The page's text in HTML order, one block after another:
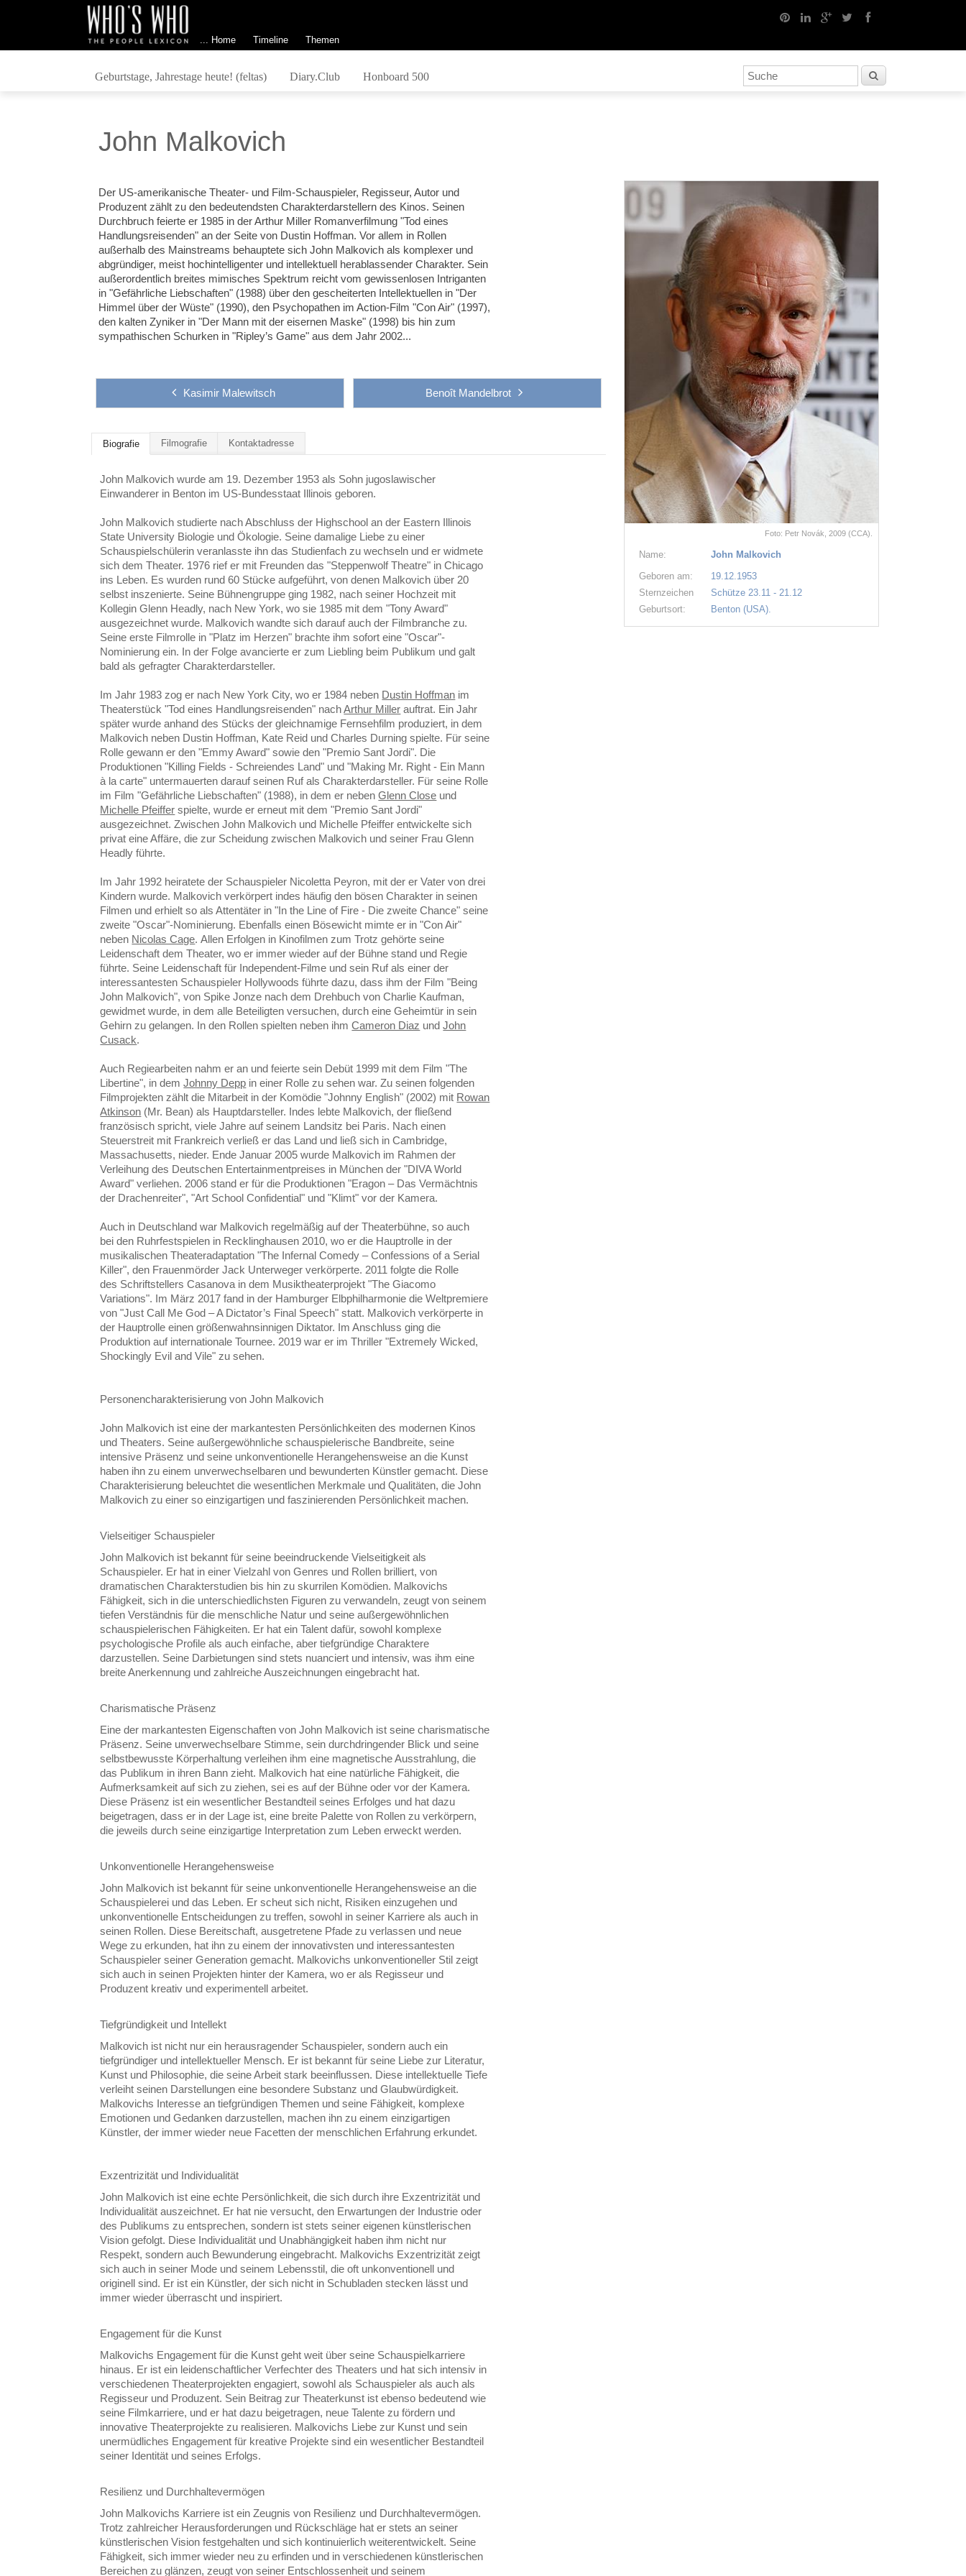
... Home Timeline Themen
Geburtstage, Jahrestage heute! (feltas) Diary.Club Honboard 500
John Malkovich
Der US-amerikanische Theater- und Film-Schauspieler, Regisseur, Autor und
Produzent zählt zu den bedeutendsten Charakterdarstellern des Kinos. Seinen
Durchbruch feierte er 1985 in der Arthur Miller Romanverfilmung "Tod eines
Handlungsreisenden" an der Seite von Dustin Hoffman. Vor allem in Rollen
außerhalb des Mainstreams behauptete sich John Malkovich als komplexer und
abgründiger, meist hochintelligenter und intellektuell herablassender Charakter. Sein
außerordentlich breites mimisches Spektrum reicht vom gewissenlosen Intriganten
in "Gefährliche Liebschaften" (1988) über den gescheiterten Intellektuellen in "Der
Himmel über der Wüste" (1990), den Psychopathen im Action-Film "Con Air" (1997),
den kalten Zyniker in "Der Mann mit der eisernen Maske" (1998) bis hin zum
sympathischen Schurken in "Ripley’s Game" aus dem Jahr 2002...
Kasimir Malewitsch Benoît Mandelbrot
Biografie Filmografie Kontaktadresse
John Malkovich wurde am 19. Dezember 1953 als Sohn jugoslawischer
Einwanderer in Benton im US-Bundesstaat Illinois geboren.
John Malkovich studierte nach Abschluss der Highschool an der Eastern Illinois
State University Biologie und Ökologie. Seine damalige Liebe zu einer
Schauspielschülerin veranlasste ihn das Studienfach zu wechseln und er widmete
sich dem Theater. 1976 rief er mit Freunden das "Steppenwolf Theatre" in Chicago
ins Leben. Es wurden rund 60 Stücke aufgeführt, von denen Malkovich über 20
selbst inszenierte. Seine Bühnengruppe ging 1982, nach seiner Hochzeit mit
Kollegin Glenn Headly, nach New York, wo sie 1985 mit dem "Tony Award"
ausgezeichnet wurde. Malkovich wandte sich darauf auch der Filmbranche zu.
Seine erste Filmrolle in "Platz im Herzen" brachte ihm sofort eine "Oscar"-
Nominierung ein. In der Folge avancierte er zum Liebling beim Publikum und galt
bald als gefragter Charakterdarsteller.
Im Jahr 1983 zog er nach New York City, wo er 1984 neben Dustin Hoffman im
Theaterstück "Tod eines Handlungsreisenden" nachArthur Miller auftrat. Ein Jahr
später wurde anhand des Stücks der gleichnamige Fernsehfilm produziert, in dem
Malkovich neben Dustin Hoffman, Kate Reid und Charles Durning spielte. Für seine
Rolle gewann er den "Emmy Award" sowie den "Premio Sant Jordi". Die
Produktionen "Killing Fields - Schreiendes Land" und "Making Mr. Right - Ein Mann
à la carte" untermauerten darauf seinen Ruf als Charakterdarsteller. Für seine Rolle
im Film "Gefährliche Liebschaften" (1988), in dem er nebenGlenn Close und
Michelle Pfeiffer spielte, wurde er erneut mit dem "Premio Sant Jordi"
ausgezeichnet. Zwischen John Malkovich und Michelle Pfeiffer entwickelte sich
privat eine Affäre, die zur Scheidung zwischen Malkovich und seiner Frau Glenn
Headly führte.
Im Jahr 1992 heiratete der Schauspieler Nicoletta Peyron, mit der er Vater von drei
Kindern wurde. Malkovich verkörpert indes häufig den bösen Charakter in seinen
Filmen und erhielt so als Attentäter in "In the Line of Fire - Die zweite Chance" seine
zweite "Oscar"-Nominierung. Ebenfalls einen Bösewicht mimte er in "Con Air"
neben Nicolas Cage. Allen Erfolgen in Kinofilmen zum Trotz gehörte seine
Leidenschaft dem Theater, wo er immer wieder auf der Bühne stand und Regie
führte. Seine Leidenschaft für Independent-Filme und sein Ruf als einer der
interessantesten Schauspieler Hollywoods führte dazu, dass ihm der Film "Being
John Malkovich", von Spike Jonze nach dem Drehbuch von Charlie Kaufman,
gewidmet wurde, in dem alle Beteiligten versuchen, durch eine Geheimtür in sein
Gehirn zu gelangen. In den Rollen spielten neben ihmCameron Diaz undJohn
Cusack.
Auch Regiearbeiten nahm er an und feierte sein Debüt 1999 mit dem Film "The
Libertine", in demJohnny Depp in einer Rolle zu sehen war. Zu seinen folgenden
Filmprojekten zählt die Mitarbeit in der Komödie "Johnny English" (2002) mit Rowan
Atkinson (Mr. Bean) als Hauptdarsteller. Indes lebte Malkovich, der fließend
französisch spricht, viele Jahre auf seinem Landsitz bei Paris. Nach einen
Steuerstreit mit Frankreich verließ er das Land und ließ sich in Cambridge,
Massachusetts, nieder. Ende Januar 2005 wurde Malkovich im Rahmen der
Verleihung des Deutschen Entertainmentpreises in München der "DIVA World
Award" verliehen. 2006 stand er für die Produktionen "Eragon – Das Vermächtnis
der Drachenreiter", "Art School Confidential" und "Klimt" vor der Kamera.
Auch in Deutschland war Malkovich regelmäßig auf der Theaterbühne, so auch
bei den Ruhrfestspielen in Recklinghausen 2010, wo er die Hauptrolle in der
musikalischen Theateradaptation "The Infernal Comedy – Confessions of a Serial
Killer", den Frauenmörder Jack Unterweger verkörperte. 2011 folgte die Rolle
des Schriftstellers Casanova in dem Musiktheaterprojekt "The Giacomo
Variations". Im März 2017 fand in der Hamburger Elbphilharmonie die Weltpremiere
von "Just Call Me God – A Dictator’s Final Speech" statt. Malkovich verkörperte in
der Hauptrolle einen größenwahnsinnigen Diktator. Im Anschluss ging die
Produktion auf internationale Tournee. 2019 war er im Thriller "Extremely Wicked,
Shockingly Evil and Vile" zu sehen.
Personencharakterisierung von John Malkovich
John Malkovich ist eine der markantesten Persönlichkeiten des modernen Kinos
und Theaters. Seine außergewöhnliche schauspielerische Bandbreite, seine
intensive Präsenz und seine unkonventionelle Herangehensweise an die Kunst
haben ihn zu einem unverwechselbaren und bewunderten Künstler gemacht. Diese
Charakterisierung beleuchtet die wesentlichen Merkmale und Qualitäten, die John
Malkovich zu einer so einzigartigen und faszinierenden Persönlichkeit machen.
Vielseitiger Schauspieler
John Malkovich ist bekannt für seine beeindruckende Vielseitigkeit als
Schauspieler. Er hat in einer Vielzahl von Genres und Rollen brilliert, von
dramatischen Charakterstudien bis hin zu skurrilen Komödien. Malkovichs
Fähigkeit, sich in die unterschiedlichsten Figuren zu verwandeln, zeugt von seinem
tiefen Verständnis für die menschliche Natur und seine außergewöhnlichen
schauspielerischen Fähigkeiten. Er hat ein Talent dafür, sowohl komplexe
psychologische Profile als auch einfache, aber tiefgründige Charaktere
darzustellen. Seine Darbietungen sind stets nuanciert und intensiv, was ihm eine
breite Anerkennung und zahlreiche Auszeichnungen eingebracht hat.
Charismatische Präsenz
Eine der markantesten Eigenschaften von John Malkovich ist seine charismatische
Präsenz. Seine unverwechselbare Stimme, sein durchdringender Blick und seine
selbstbewusste Körperhaltung verleihen ihm eine magnetische Ausstrahlung, die
das Publikum in ihren Bann zieht. Malkovich hat eine natürliche Fähigkeit, die
Aufmerksamkeit auf sich zu ziehen, sei es auf der Bühne oder vor der Kamera.
Diese Präsenz ist ein wesentlicher Bestandteil seines Erfolges und hat dazu
beigetragen, dass er in der Lage ist, eine breite Palette von Rollen zu verkörpern,
die jeweils durch seine einzigartige Interpretation zum Leben erweckt werden.
Unkonventionelle Herangehensweise
John Malkovich ist bekannt für seine unkonventionelle Herangehensweise an die
Schauspielerei und das Leben. Er scheut sich nicht, Risiken einzugehen und
unkonventionelle Entscheidungen zu treffen, sowohl in seiner Karriere als auch in
seinen Rollen. Diese Bereitschaft, ausgetretene Pfade zu verlassen und neue
Wege zu erkunden, hat ihn zu einem der innovativsten und interessantesten
Schauspieler seiner Generation gemacht. Malkovichs unkonventioneller Stil zeigt
sich auch in seinen Projekten hinter der Kamera, wo er als Regisseur und
Produzent kreativ und experimentell arbeitet.
Tiefgründigkeit und Intellekt
Malkovich ist nicht nur ein herausragender Schauspieler, sondern auch ein
tiefgründiger und intellektueller Mensch. Er ist bekannt für seine Liebe zur Literatur,
Kunst und Philosophie, die seine Arbeit stark beeinflussen. Diese intellektuelle Tiefe
verleiht seinen Darstellungen eine besondere Substanz und Glaubwürdigkeit.
Malkovichs Interesse an tiefgründigen Themen und seine Fähigkeit, komplexe
Emotionen und Gedanken darzustellen, machen ihn zu einem einzigartigen
Künstler, der immer wieder neue Facetten der menschlichen Erfahrung erkundet.
Exzentrizität und Individualität
John Malkovich ist eine echte Persönlichkeit, die sich durch ihre Exzentrizität und
Individualität auszeichnet. Er hat nie versucht, den Erwartungen der Industrie oder
des Publikums zu entsprechen, sondern ist stets seiner eigenen künstlerischen
Vision gefolgt. Diese Individualität und Unabhängigkeit haben ihm nicht nur
Respekt, sondern auch Bewunderung eingebracht. Malkovichs Exzentrizität zeigt
sich auch in seiner Mode und seinem Lebensstil, die oft unkonventionell und
originell sind. Er ist ein Künstler, der sich nicht in Schubladen stecken lässt und
immer wieder überrascht und inspiriert.
Engagement für die Kunst
Malkovichs Engagement für die Kunst geht weit über seine Schauspielkarriere
hinaus. Er ist ein leidenschaftlicher Verfechter des Theaters und hat sich intensiv in
verschiedenen Theaterprojekten engagiert, sowohl als Schauspieler als auch als
Regisseur und Produzent. Sein Beitrag zur Theaterkunst ist ebenso bedeutend wie
seine Filmkarriere, und er hat dazu beigetragen, neue Talente zu fördern und
innovative Theaterprojekte zu realisieren. Malkovichs Liebe zur Kunst und sein
unermüdliches Engagement für kreative Projekte sind ein wesentlicher Bestandteil
seiner Identität und seines Erfolgs.
Resilienz und Durchhaltevermögen
John Malkovichs Karriere ist ein Zeugnis von Resilienz und Durchhaltevermögen.
Trotz zahlreicher Herausforderungen und Rückschläge hat er stets an seiner
künstlerischen Vision festgehalten und sich kontinuierlich weiterentwickelt. Seine
Fähigkeit, sich immer wieder neu zu erfinden und in verschiedenen künstlerischen
Bereichen zu glänzen, zeugt von seiner Entschlossenheit und seinem
Foto: Petr Novák, 2009 (CCA).
Name:
John Malkovich
Geboren am:
19.12.1953
Sternzeichen
Schütze 23.11 - 21.12
Geburtsort:
Benton (USA).